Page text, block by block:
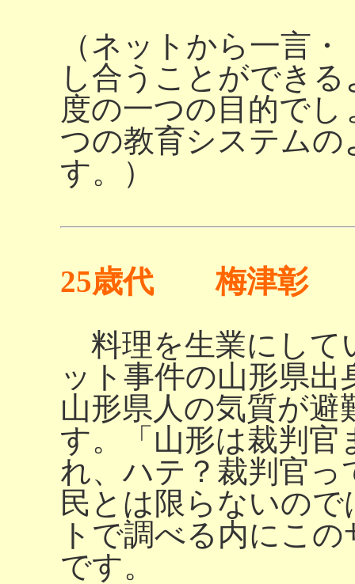
（ネットから一言
し合うことができ
度の一つの目的で
つの教育システム
す。）
25歳代 梅津彰
料理を生業にして
ット事件の山形県
山形県人の気質が
す。「山形は裁判
れ、ハテ？裁判官っ
民とは限らないの
トで調べる内にこ
です。